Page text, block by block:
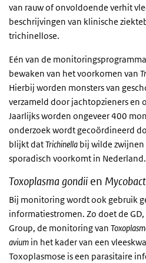
van rauw of onvoldoende verhit
beschrijvingen van klinische
trichinellose.
Eén van de
bewaken van het voorkomen van
Hierbij worden monsters van
verzameld door jachtopzieners en
Jaarlijks worden ongeveer 400
onderzoek wordt gecoördineerd
blijkt datTrichinella bij wilde
sporadisch voorkomt in Nederland.
Toxoplasma gondii en
Bij monitoring wordt ook gebruik
informatiestromen. Zo doet de
Group, de monitoring van
avium in het kader van een
Toxoplasmose is een parasitaire